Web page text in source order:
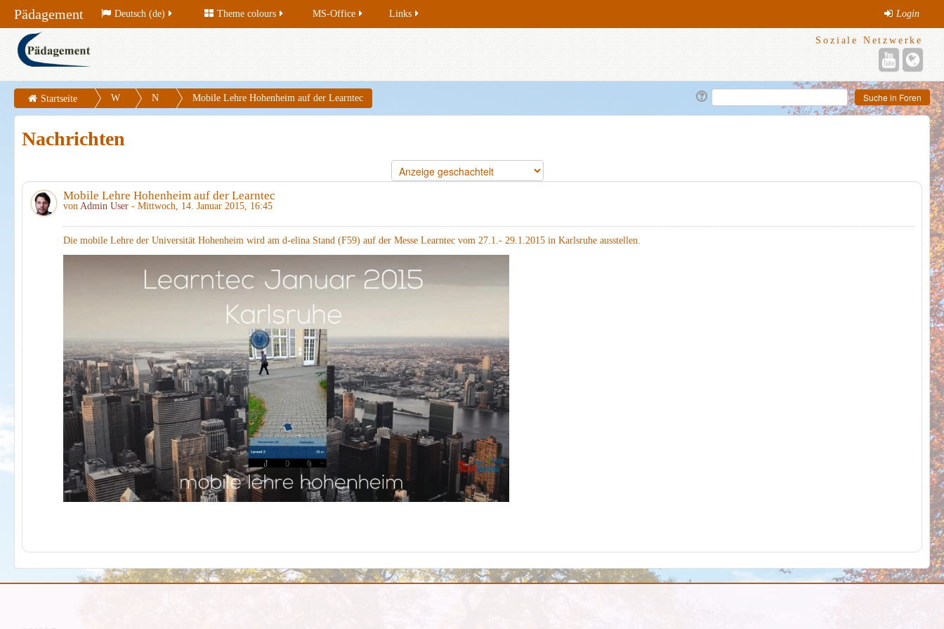
Soziale Netzwerke
Pädagement Deutsch (de) Theme colours MS-Office Links Login
Startseite
W
eb
sit
N
ac
e
Mobile Lehre Hohenheim auf der Learntec
Nachrichten
Mobile Lehre Hohenheim auf der Learntec
von Admin User - Mittwoch, 14. Januar 2015, 16:45
Die mobile Lehre der Universität Hohenheim wird am d-elina Stand (F59) auf der Messe Learntec vom 27.1.- 29.1.2015 in Karlsruhe ausstellen.